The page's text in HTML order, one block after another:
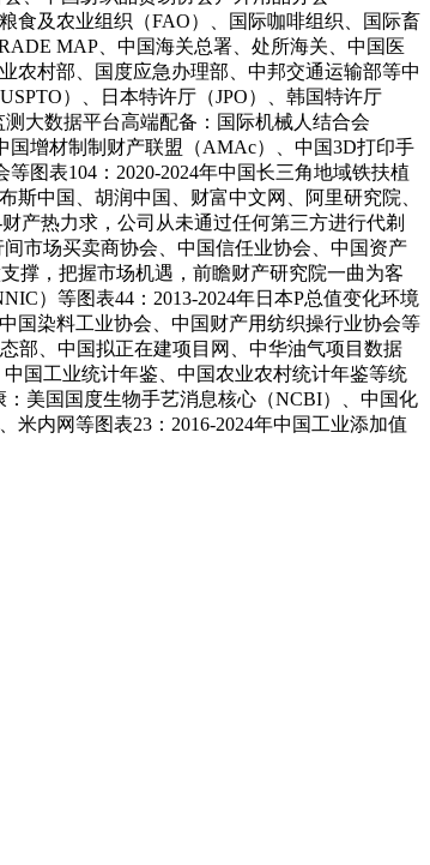
食及农业组织（FAO）、国际咖啡组织、国际畜
MAP、中国海关总署、处所海关、中国医
农村部、国度应急办理部、中邦交通运输部等中
）、日本特许厅（JPO）、韩国特许厅
大数据平台高端配备：国际机械人结合会
国增材制制财产联盟（AMAc）、中国3D打印手
图表104：2020-2024年中国长三角地域铁扶植
中国、胡润中国、财富中文网、阿里研究院、
产热力求，公司从未通过任何第三方进行代剃
市场买卖商协会、中国信任业协会、中国资产
撑，把握市场机遇，前瞻财产研究院一曲为客
）等图表44：2013-2024年日本P总值变化环境
国染料工业协会、中国财产用纺织操行业协会等
部、中国拟正在建项目网、中华油气项目数据
国工业统计年鉴、中国农业农村统计年鉴等统
美国国度生物手艺消息核心（NCBI）、中国化
内网等图表23：2016-2024年中国工业添加值